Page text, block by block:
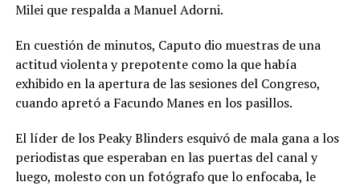
Milei que respalda a Manuel Adorni.
En cuestión de minutos, Caputo dio muestras de una
actitud violenta y prepotente como la que había
exhibido en la apertura de las sesiones del Congreso,
cuando apretó a Facundo Manes en los pasillos.
El líder de los Peaky Blinders esquivó de mala gana a los
periodistas que esperaban en las puertas del canal y
luego, molesto con un fotógrafo que lo enfocaba, le